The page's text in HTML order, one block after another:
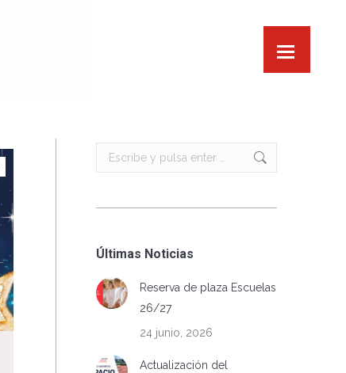
Buscar:
Últimas Noticias
Reserva de plaza Escuelas
26/27
24 junio, 2026
Actualización del